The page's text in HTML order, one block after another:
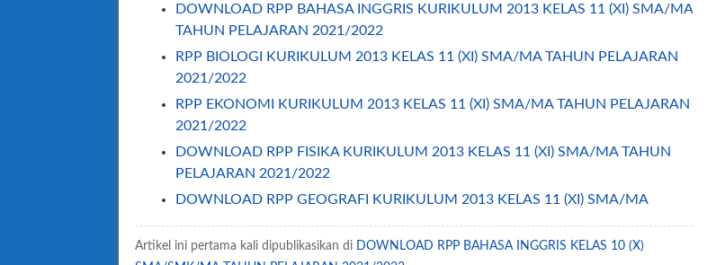
DOWNLOAD RPP BAHASA INGGRIS KURIKULUM 2013 KELAS 11 (XI) SMA/MA
TAHUN PELAJARAN 2021/2022
RPP BIOLOGI KURIKULUM 2013 KELAS 11 (XI) SMA/MA TAHUN PELAJARAN
2021/2022
RPP EKONOMI KURIKULUM 2013 KELAS 11 (XI) SMA/MA TAHUN PELAJARAN
2021/2022
DOWNLOAD RPP FISIKA KURIKULUM 2013 KELAS 11 (XI) SMA/MA TAHUN
PELAJARAN 2021/2022
DOWNLOAD RPP GEOGRAFI KURIKULUM 2013 KELAS 11 (XI) SMA/MA
RPP MATEMATIKA PEMINATAN K13 KELAS 11 (XI) SMA/MA TAHUN
Artikel ini pertama kali dipublikasikan di
DOWNLOAD RPP BAHASA INGGRIS KELAS 10 (X)